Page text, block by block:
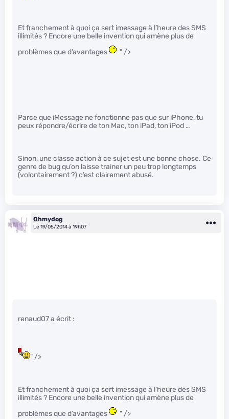
Et franchement à quoi ça sert imessage à l’heure des SMS
illimités ? Encore une belle invention qui amène plus de
problèmes que d’avantages
" />
Parce que iMessage ne fonctionne pas que sur iPhone, tu
peux répondre/écrire de ton Mac, ton iPad, ton iPod …
Sinon, une classe action à ce sujet est une bonne chose. Ce
genre de bug qu’on laisse trainer un peu trop longtemps
(volontairement ?) c’est clairement abusé.
Ohmydog
Le 19/05/2014 à 19h07
renaud07 a écrit :
" />
Et franchement à quoi ça sert imessage à l’heure des SMS
illimités ? Encore une belle invention qui amène plus de
problèmes que d’avantages
" />